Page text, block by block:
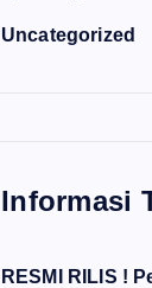
Uncategorized
Informasi
RESMI RILIS !